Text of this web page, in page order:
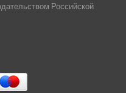
Российской